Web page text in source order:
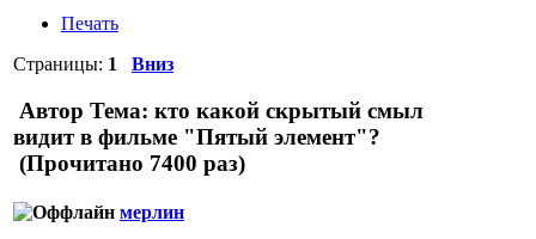
Печать
Страницы: 1 Вниз
Автор Тема: кто какой скрытый смыл
видит в фильме "Пятый элемент"?
(Прочитано 7400 раз)
мерлин